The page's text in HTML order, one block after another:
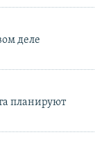
деле
планируют